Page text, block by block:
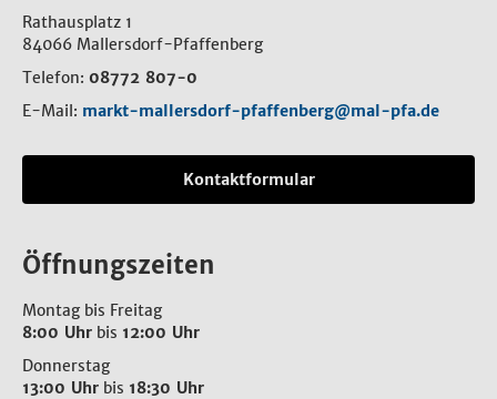
Rathausplatz 1
84066 Mallersdorf-Pfaffenberg
Telefon: 08772 807-0
E-Mail: markt-mallersdorf-pfaffenberg@mal-pfa.de
Kontaktformular
Öffnungszeiten
Montag bis Freitag
8:00 Uhr bis 12:00 Uhr
Donnerstag
13:00 Uhr bis 18:30 Uhr